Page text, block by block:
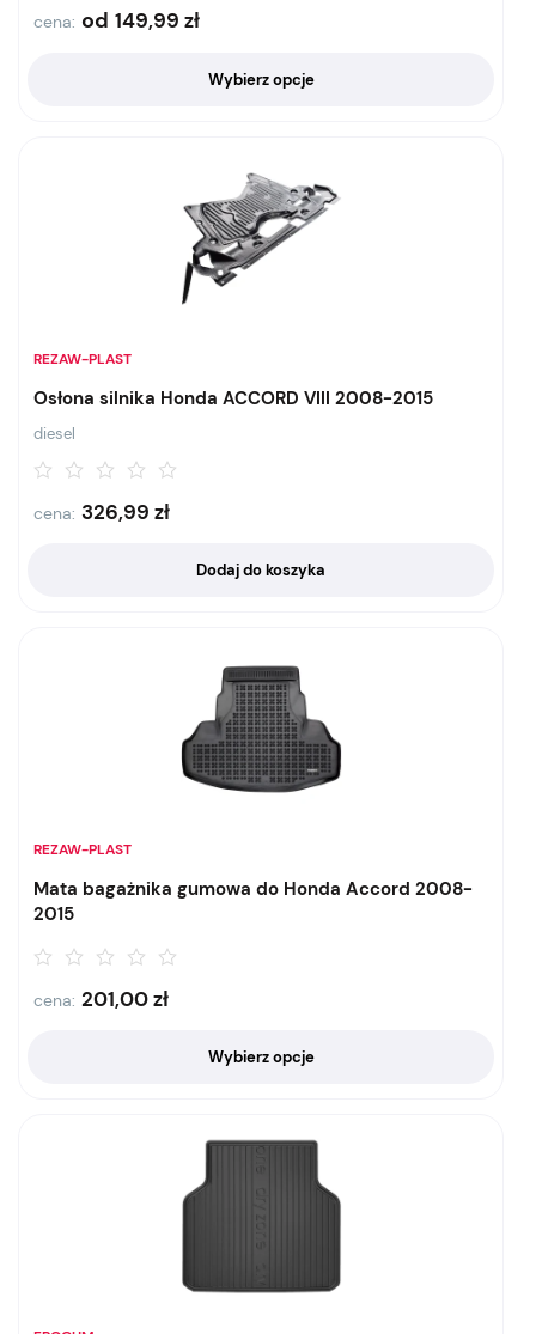
cena: od 149,99 zł
Wybierz opcje
REZAW-PLAST
Osłona silnika Honda ACCORD VIII 2008-2015
diesel
cena: 326,99 zł
Dodaj do koszyka
REZAW-PLAST
Mata bagażnika gumowa do Honda Accord 2008-
2015
cena: 201,00zł
Wybierz opcje